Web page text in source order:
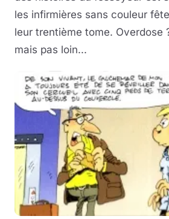
les infirmières sans couleur
leur trentième tome. Overdose
mais pas loin...